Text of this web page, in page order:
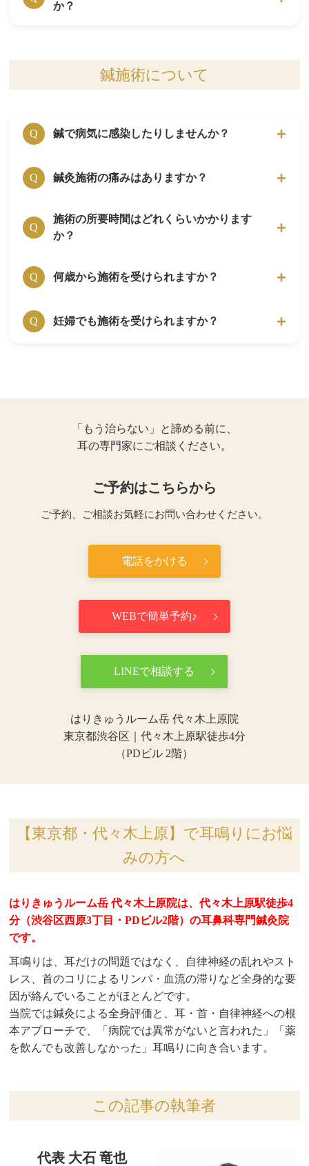
替えて頂きます。
か？
ペースがありません。
近くのコインパーキングのご利用をお願いしま
鍼施術について
Q 鍼で病気に感染したりしませんか？
A
はりきゅうルーム岳 代々木上院の鍼は、全て
感染症の危険は全くありませんので、ご安心く
ださい。
Q 鍼灸施術の痛みはありますか？
A
痛みの程度は、個人差がありますが、どのくら
いの感覚かというと、爪楊枝の先で“チョン”と
はりきゅうルーム岳 代々木上原へ来院された
Q
施術の所要時間はどれくらいかかります
か？
A
20分前後です。
Q 何歳から施術を受けられますか？
A
ご本人が鍼灸施術に前向きであれば受けられま
ます。
Q 妊婦でも施術を受けられますか？
妊娠によるつわり、腰痛、肩こりで鍼灸施術を
安定期に入ってない場合ですと、通院時の移動
での身体への負担を考慮し、お断りする場合も
「もう治らない」と諦める前に、
耳の専門家にご相談ください。
ご予約はこちらから
ご予約、ご相談お気軽にお問い合わせください。
電話をかける
WEBで簡単予約♪
LINEで相談する
はりきゅうルーム岳 代々木上原院
東京都渋谷区｜代々木上原駅徒歩4分
（PDビル 2階）
【東京都・代々木上原】で耳鳴りにお悩
みの方へ
はりきゅうルーム岳 代々木上原院は、代々木上原駅徒歩4
分（渋谷区西原3丁目・PDビル2階）の耳鼻科専門鍼灸院
です。
耳鳴りは、耳だけの問題ではなく、自律神経の乱れやスト
レス、首のコリによるリンパ・血流の滞りなど全身的な要
因が絡んでいることがほとんどです。
当院では鍼灸による全身評価と、耳・首・自律神経への根
本アプローチで、「病院では異常がないと言われた」「薬
を飲んでも改善しなかった」耳鳴りに向き合います。
この記事の執筆者
代表 大石 竜也